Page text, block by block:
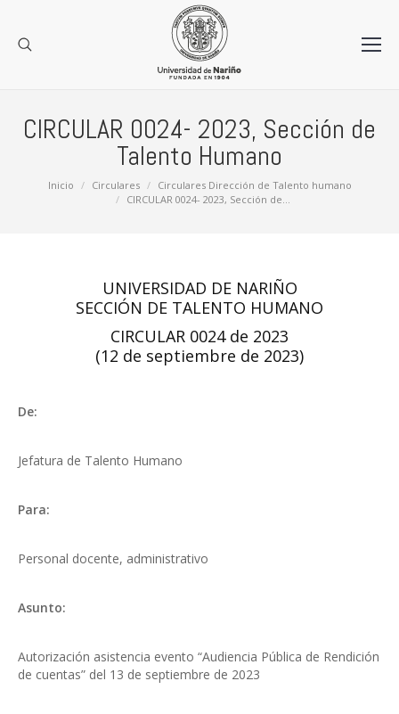
CIRCULAR 0024- 2023, Sección de
Talento Humano
Estás aquí:
Inicio Circulares
Circulares Dirección de Talento humano
CIRCULAR 0024- 2023, Sección de…
UNIVERSIDAD DE NARIÑO
SECCIÓN DE TALENTO HUMANO
CIRCULAR 0024 de 2023
(12 de septiembre de 2023)
De:
Jefatura de Talento Humano
Para:
Personal docente, administrativo
Asunto:
Autorización asistencia evento “Audiencia Pública de Rendición
de cuentas” del 13 de septiembre de 2023